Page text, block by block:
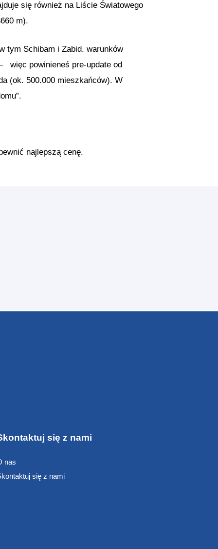
się również na Liście Światowego
m).
tym Schibam i Zabid. warunków
więc powinieneś pre-update od
(ok. 500.000 mieszkańców). W
najlepszą cenę.
się z nami
nas
się z nami